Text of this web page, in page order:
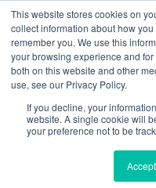
This website stores cookies on
collect information about how
remember you. We use this
your browsing experience and
both on this website and other
use, see our Privacy Policy.
If you decline, your
website. A single cookie will
your preference not to be
Accept
ARTIKEL